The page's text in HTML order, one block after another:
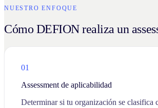
NUESTRO ENFOQUE
Cómo DEFION realiza un
01
Assessment de aplicabilidad
Determinar si tu organización se clasifica